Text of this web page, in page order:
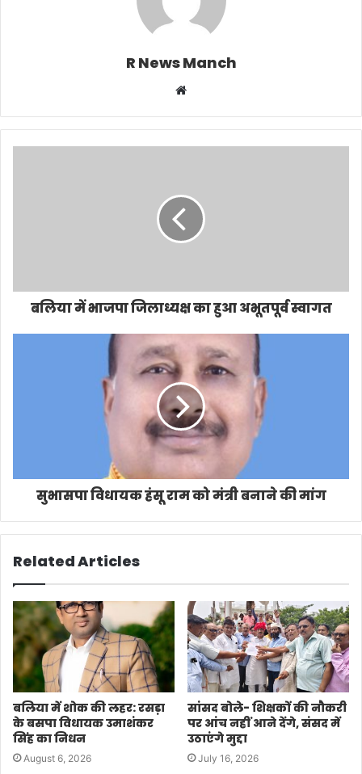
R News Manch
Website
बलिया में भाजपा जिलाध्यक्ष का हुआ अभूतपूर्व स्वागत
सुभासपा विधायक हंसू राम को मंत्री बनाने की मांग
Related Articles
बलिया में शोक की लहर: रसड़ा
के बसपा विधायक उमाशंकर
सिंह का निधन
August 6, 2026
सांसद बोले- शिक्षकों की नौकरी
पर आंच नहीं आने देंगे, संसद में
उठाएंगे मुद्दा
July 16, 2026